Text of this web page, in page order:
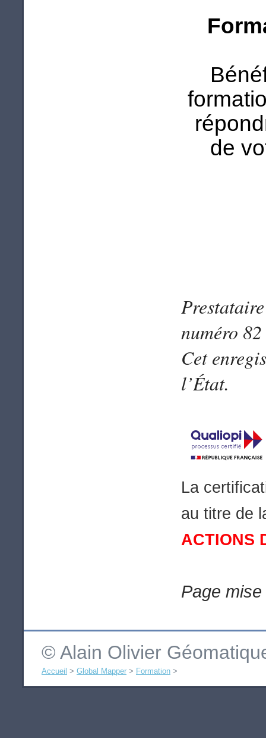
de
numéro
Cet
l’État.
La
au titre de
ACTIONS
Page
© Alain Olivier
Accueil > Global Mapper > Formation >